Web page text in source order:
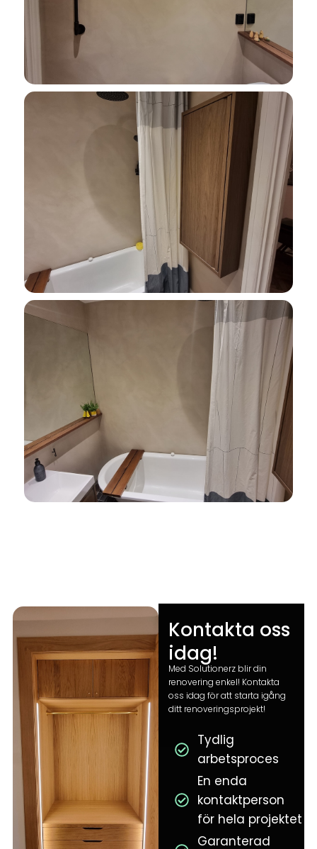
Kontakta oss
idag!
Med Solutionerz blir din
renovering enkel! Kontakta
oss idag för att starta igång
ditt renoveringsprojekt!
Tydlig
arbetsproces
En enda
kontaktperson
för hela projektet
Garanterad